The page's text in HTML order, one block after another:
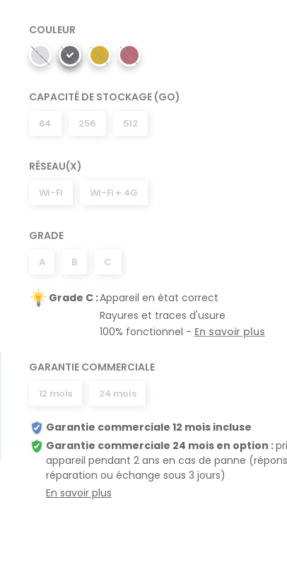
COULEUR
CAPACITÉ DE STOCKAGE (GO)
64 256 512
RÉSEAU(X)
Wi-Fi Wi-Fi + 4G
GRADE
A B C
Grade C :Appareil en état correct
Rayures et traces d'usure
100% fonctionnel - En savoir plus
GARANTIE COMMERCIALE
12 mois 24 mois
Garantie commerciale 12 mois incluse
Garantie commerciale 24 mois en option :
appareil pendant 2 ans en cas de panne
réparation ou échange sous 3 jours)
En savoir plus